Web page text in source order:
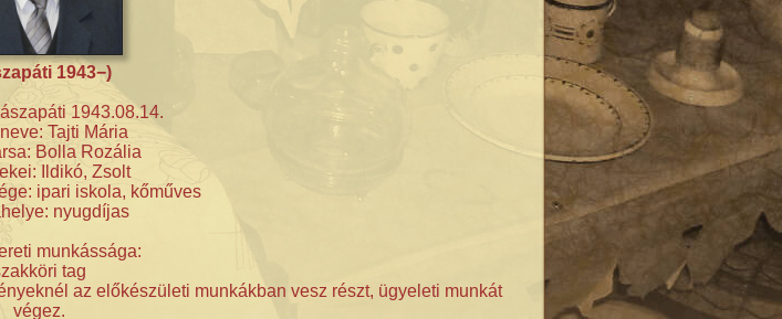
1943−)
1943.08.14.
Tajti Mária
Bolla Rozália
Ildikó, Zsolt
ipari iskola, kőműves
nyugdíjas
munkássága:
tag
az előkészületi munkákban vesz részt, ügyeleti munkát
végez.